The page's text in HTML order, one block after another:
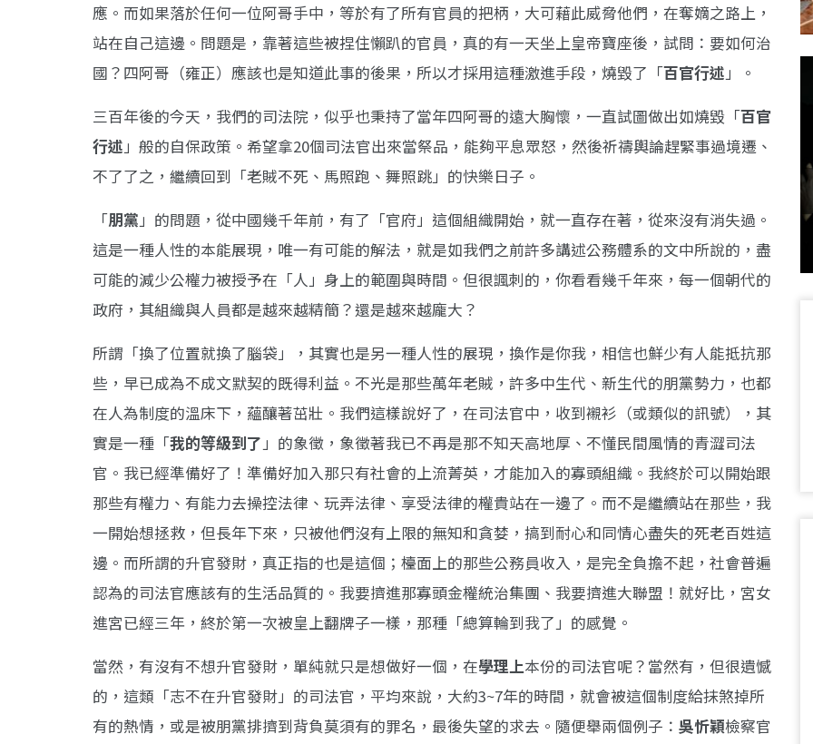
應。而如果落於任何一位阿哥手中，等於有了所有官員的把柄，大可藉此威脅他們，在奪嫡之路上，
站在自己這邊。問題是，靠著這些被捏住懶趴的官員，真的有一天坐上皇帝寶座後，試問：要如何治
國？四阿哥（雍正）應該也是知道此事的後果，所以才採用這種激進手段，燒毀了「百官行述」。
三百年後的今天，我們的司法院，似乎也秉持了當年四阿哥的遠大胸懷，一直試圖做出如燒毀「百官
行述」般的自保政策。希望拿20個司法官出來當祭品，能夠平息眾怒，然後祈禱輿論趕緊事過境遷、
不了了之，繼續回到「老賊不死、馬照跑、舞照跳」的快樂日子。
「朋黨」的問題，從中國幾千年前，有了「官府」這個組織開始，就一直存在著，從來沒有消失過。
這是一種人性的本能展現，唯一有可能的解法，就是如我們之前許多講述公務體系的文中所說的，盡
可能的減少公權力被授予在「人」身上的範圍與時間。但很諷刺的，你看看幾千年來，每一個朝代的
政府，其組織與人員都是越來越精簡？還是越來越龐大？
所謂「換了位置就換了腦袋」，其實也是另一種人性的展現，換作是你我，相信也鮮少有人能抵抗那
些，早已成為不成文默契的既得利益。不光是那些萬年老賊，許多中生代、新生代的朋黨勢力，也都
在人為制度的溫床下，蘊釀著茁壯。我們這樣說好了，在司法官中，收到襯衫（或類似的訊號），其
實是一種「我的等級到了」的象徵，象徵著我已不再是那不知天高地厚、不懂民間風情的青澀司法
官。我已經準備好了！準備好加入那只有社會的上流菁英，才能加入的寡頭組織。我終於可以開始跟
那些有權力、有能力去操控法律、玩弄法律、享受法律的權貴站在一邊了。而不是繼續站在那些，我
一開始想拯救，但長年下來，只被他們沒有上限的無知和貪婪，搞到耐心和同情心盡失的死老百姓這
邊。而所謂的升官發財，真正指的也是這個；檯面上的那些公務員收入，是完全負擔不起，社會普遍
認為的司法官應該有的生活品質的。我要擠進那寡頭金權統治集團、我要擠進大聯盟！就好比，宮女
進宮已經三年，終於第一次被皇上翻牌子一樣，那種「總算輪到我了」的感覺。
當然，有沒有不想升官發財，單純就只是想做好一個，在學理上本份的司法官呢？當然有，但很遺憾
的，這類「志不在升官發財」的司法官，平均來說，大約3~7年的時間，就會被這個制度給抹煞掉所
有的熱情，或是被朋黨排擠到背負莫須有的罪名，最後失望的求去。隨便舉兩個例子： 吳忻穎檢察官